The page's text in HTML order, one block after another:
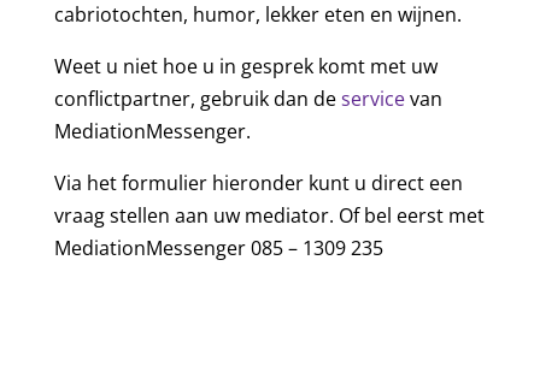
cabriotochten, humor, lekker eten en wijnen.
Weet u niet hoe u in gesprek komt met uw
conflictpartner, gebruik dan deservicevan
MediationMessenger.
Via het formulier hieronder kunt u direct een
vraag stellen aan uw mediator. Of bel eerst met
MediationMessenger 085 – 1309 235